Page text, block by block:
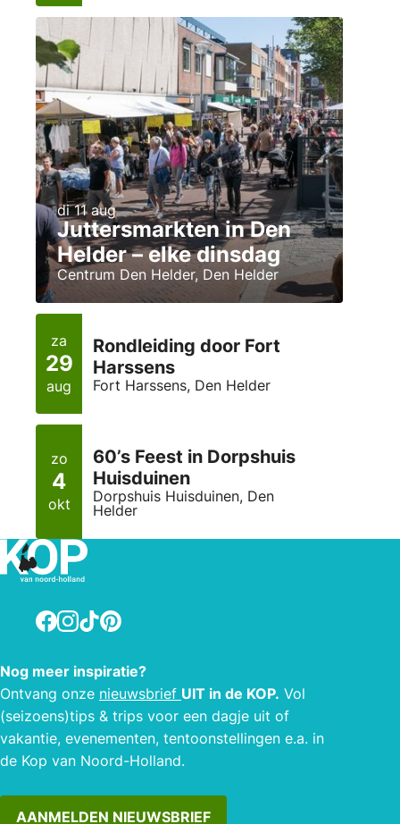
di 11 aug
Juttersmarkten in Den
Helder – elke dinsdag
Centrum Den Helder, Den Helder
za
29
aug
Rondleiding door Fort
Harssens
Fort Harssens, Den Helder
zo
4
okt
60’s Feest in Dorpshuis
Huisduinen
Dorpshuis Huisduinen, Den
Helder
Facebook
Instagram
TikTokPinterest
Nog meer inspiratie?
Ontvang onze nieuwsbrief UIT in de KOP. Vol
(seizoens)tips & trips voor een dagje uit of
vakantie, evenementen, tentoonstellingen e.a. in
de Kop van Noord-Holland.
AANMELDEN NIEUWSBRIEF